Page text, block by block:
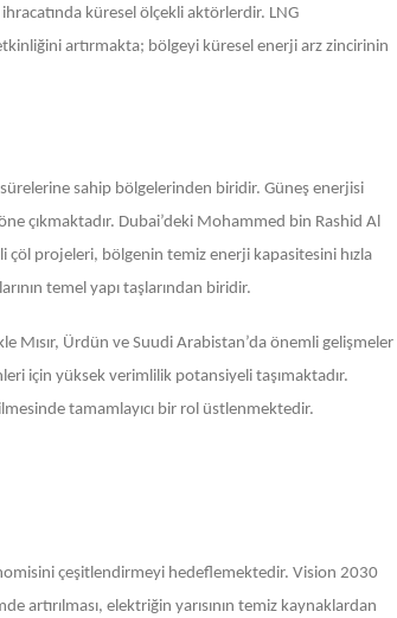
ihracatında küresel ölçekli aktörlerdir. LNG
artırmakta; bölgeyi küresel enerji arz zincirinin
sahip bölgelerinden biridir. Güneş enerjisi
çıkmaktadır. Dubai’deki Mohammed bin Rashid Al
çöl projeleri, bölgenin temiz enerji kapasitesini hızla
temel yapı taşlarından biridir.
Mısır, Ürdün ve Suudi Arabistan’da önemli gelişmeler
için yüksek verimlilik potansiyeli taşımaktadır.
tamamlayıcı bir rol üstlenmektedir.
çeşitlendirmeyi hedeflemektedir. Vision 2030
artırılması, elektriğin yarısının temiz kaynaklardan